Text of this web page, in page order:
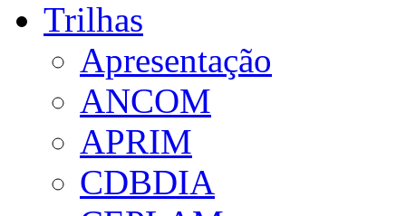
Trilhas
Apresentação
ANCOM
APRIM
CDBDIA